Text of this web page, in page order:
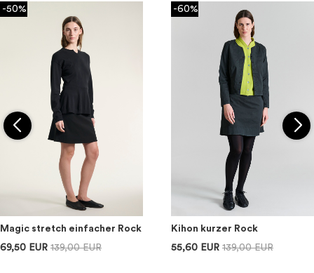
-50%
Magic stretch einfacher Rock
69,50 EUR 139,00 EUR
-60%
Kihon kurzer Rock
55,60 EUR 139,00 EUR